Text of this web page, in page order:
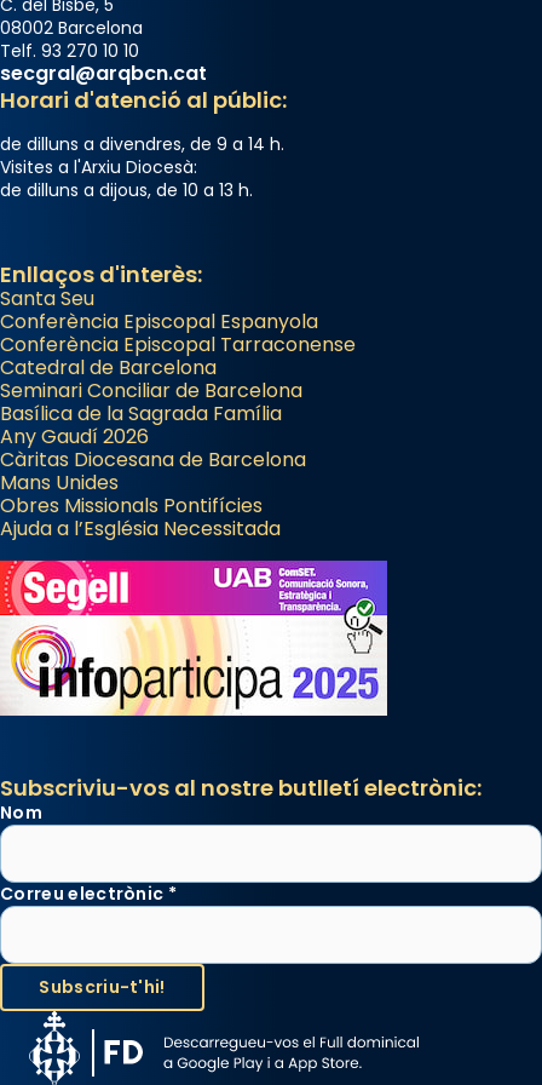
C. del Bisbe, 5
08002 Barcelona
Telf. 93 270 10 10
secgral@arqbcn.cat
Horari d'atenció al públic:
de dilluns a divendres, de 9 a 14 h.
Visites a l'Arxiu Diocesà:
de dilluns a dijous, de 10 a 13 h.
Enllaços d'interès:
Santa Seu
Conferència Episcopal Espanyola
Conferència Episcopal Tarraconense
Catedral de Barcelona
Seminari Conciliar de Barcelona
Basílica de la Sagrada Família
Any Gaudí 2026
Càritas Diocesana de Barcelona
Mans Unides
Obres Missionals Pontifícies
Ajuda a l’Església Necessitada
Subscriviu-vos al nostre butlletí electrònic:
Nom
Correu electrònic *